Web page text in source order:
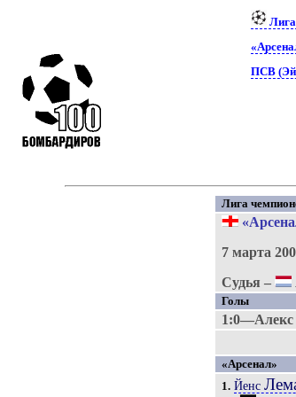
ПСВ
Лига
7 марта
Судья –
Голы
1:0—Алекс
«Арсенал»
1. Йенс